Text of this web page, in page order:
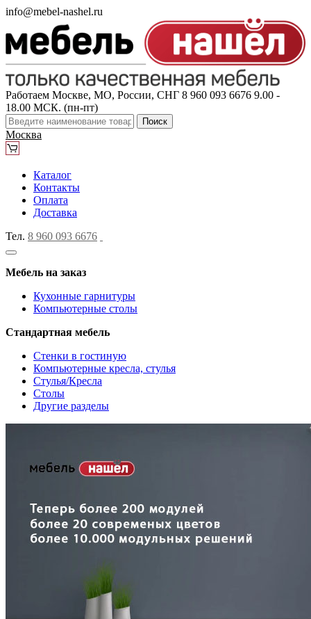
info@mebel-nashel.ru
Работаем Москве, МО, России, СНГ 8 960 093 6676 9.00 -
18.00 МСК. (пн-пт)
Поиск
Москва
Каталог
Контакты
Оплата
Доставка
Тел. 8 960 093 6676
Мебель на заказ
Кухонные гарнитуры
Компьютерные столы
Стандартная мебель
Стенки в гостиную
Компьютерные кресла, стулья
Стулья/Кресла
Столы
Другие разделы